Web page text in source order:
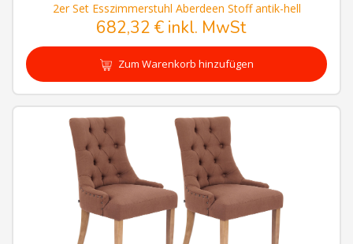
2er Set Esszimmerstuhl Aberdeen Stoff antik-hell
682,32 € inkl. MwSt
Zum Warenkorb hinzufügen